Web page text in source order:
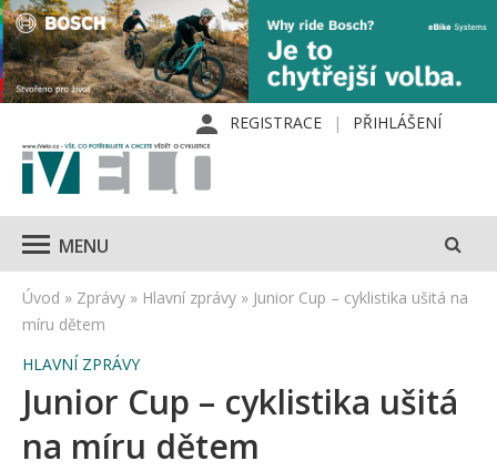
REGISTRACE PŘIHLÁŠENÍ
MENU
Úvod » Zprávy » Hlavní zprávy » Junior Cup – cyklistika ušitá na
míru dětem
HLAVNÍ ZPRÁVY
Junior Cup – cyklistika ušitá
na míru dětem